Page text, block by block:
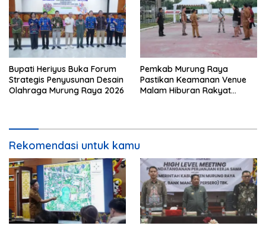
Bupati Heriyus Buka Forum
Strategis Penyusunan Desain
Olahraga Murung Raya 2026
Pemkab Murung Raya
Pastikan Keamanan Venue
Malam Hiburan Rakyat
Rekomendasi untuk kamu